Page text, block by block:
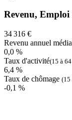
Revenu, Emploi
34 316 €
Revenu annuel
0,0 %
Taux d'activité(15 à
6,4 %
Taux de chômage (15
-0,1 %